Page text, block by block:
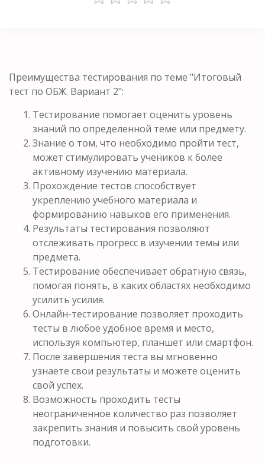
Преимущества тестирования по теме "Итоговый
тест по ОБЖ. Вариант 2":
Тестирование помогает оценить уровень
знаний по определенной теме или предмету.
Знание о том, что необходимо пройти тест,
может стимулировать учеников к более
активному изучению материала.
Прохождение тестов способствует
укреплению учебного материала и
формированию навыков его применения.
Результаты тестирования позволяют
отслеживать прогресс в изучении темы или
предмета.
Тестирование обеспечивает обратную связь,
помогая понять, в каких областях необходимо
усилить усилия.
Онлайн-тестирование позволяет проходить
тесты в любое удобное время и место,
используя компьютер, планшет или смартфон.
После завершения теста вы мгновенно
узнаете свои результаты и можете оценить
свой успех.
Возможность проходить тесты
неограниченное количество раз позволяет
закрепить знания и повысить свой уровень
подготовки.